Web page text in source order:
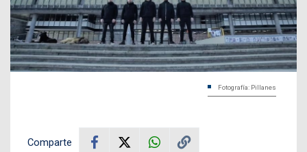
Fotografía: Pillanes
Comparte